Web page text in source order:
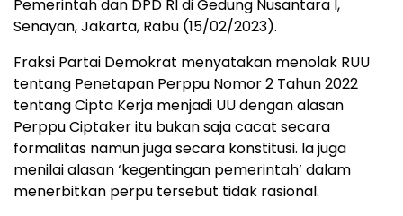
Pemerintah dan DPD RI di Gedung Nusantara I,
Senayan, Jakarta, Rabu (15/02/2023).
Fraksi Partai Demokrat menyatakan menolak RUU
tentang Penetapan Perppu Nomor 2 Tahun 2022
tentang Cipta Kerja menjadi UU dengan alasan
Perppu Ciptaker itu bukan saja cacat secara
formalitas namun juga secara konstitusi. Ia juga
menilai alasan ‘kegentingan pemerintah’ dalam
menerbitkan perpu tersebut tidak rasional.